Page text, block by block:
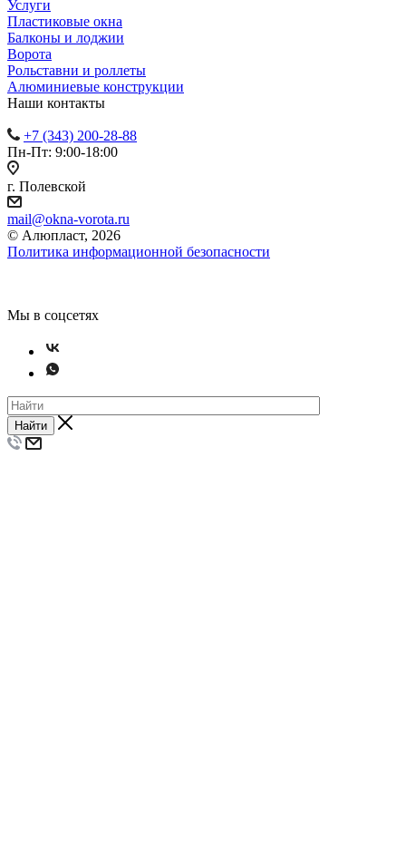
Услуги
Пластиковые окна
Балконы и лоджии
Ворота
Рольставни и роллеты
Алюминиевые конструкции
Наши контакты
+7 (343) 200-28-88
Пн-Пт: 9:00-18:00
г. Полевской
mail@okna-vorota.ru
© Алюпласт, 2026
Политика информационной безопасности
Мы в соцсетях
Найти